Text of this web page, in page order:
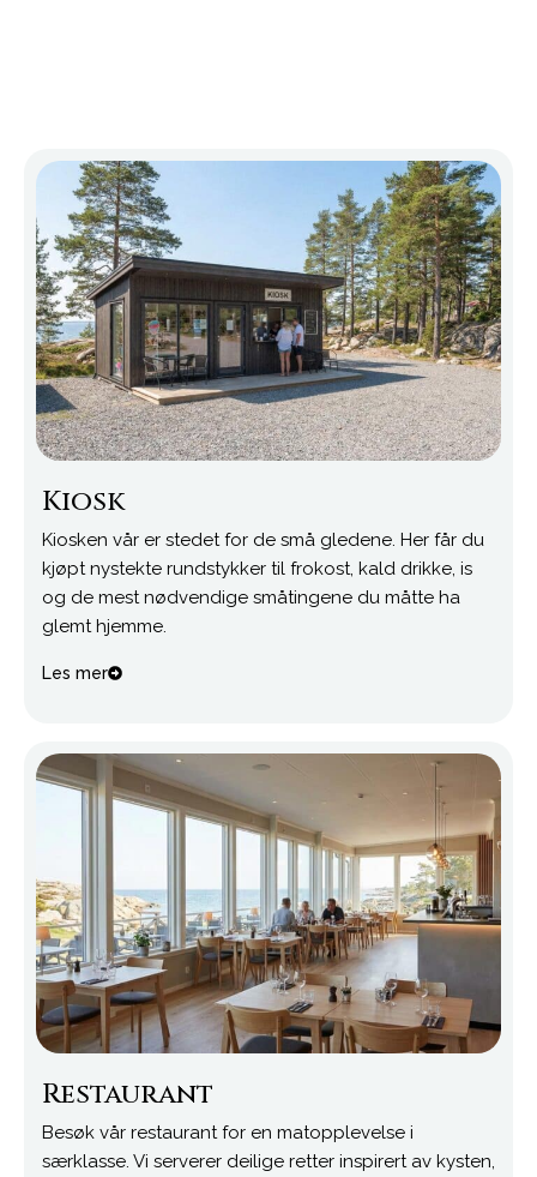
Kiosk
Kiosken vår er stedet for de små gledene. Her får du
kjøpt nystekte rundstykker til frokost, kald drikke, is
og de mest nødvendige småtingene du måtte ha
glemt hjemme.
Les mer
Restaurant
Besøk vår restaurant for en matopplevelse i
særklasse. Vi serverer deilige retter inspirert av kysten,